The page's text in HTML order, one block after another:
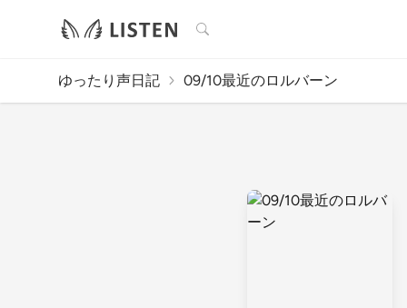
検索
ゆったり声日記 09/10最近のロルバーン